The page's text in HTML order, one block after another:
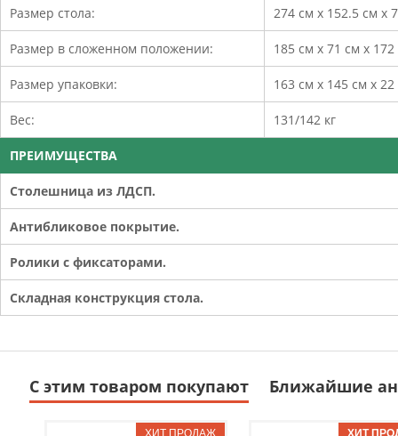
Размер стола: 274 см х 152.5 см х
Размер в сложенном положении: 185 см х 71 см х
Размер упаковки: 163 см х 145 см х
Вес: 131/142 кг
ПРЕИМУЩЕСТВА
Столешница из ЛДСП.
Антибликовое покрытие.
Ролики с фиксаторами.
Складная конструкция стола.
С этим товаром покупают Ближайшие